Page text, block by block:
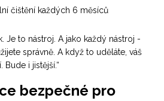
čištění každých 6 měsíců
Je to nástroj. A jako každý nástroj -
správně. A když to uděláte, váš
i jistější.“
bezpečné pro